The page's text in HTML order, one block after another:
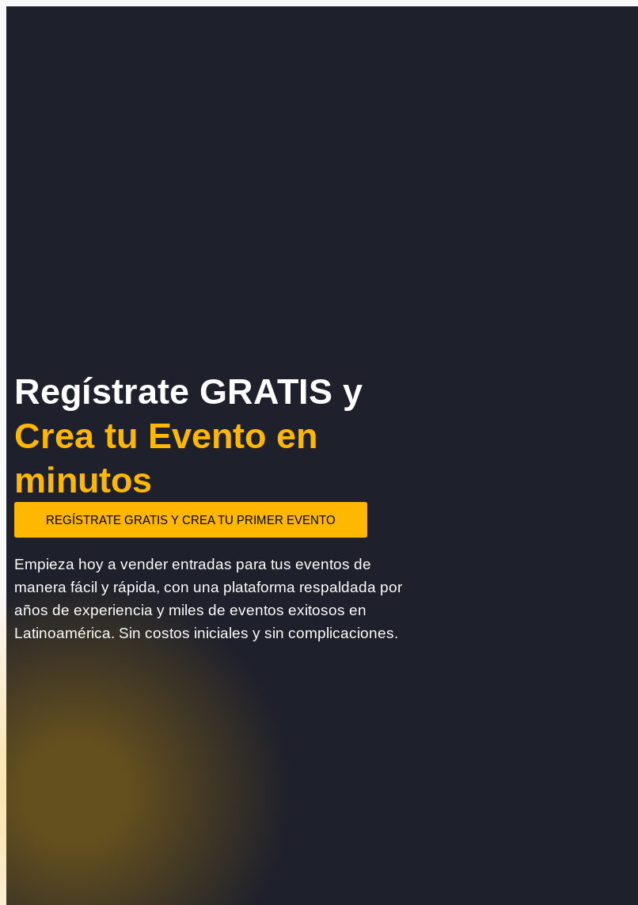
Regístrate GRATIS y
Crea tu Evento en
minutos
REGÍSTRATE GRATIS Y CREA TU PRIMER EVENTO
Empieza hoy a vender entradas para tus eventos de
manera fácil y rápida, con una plataforma respaldada por
años de experiencia y miles de eventos exitosos en
Latinoamérica. Sin costos iniciales y sin complicaciones.